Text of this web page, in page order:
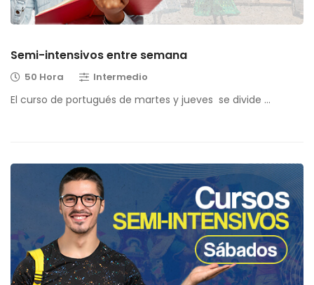
Semi-intensivos entre semana
50 Hora Intermedio
El curso de portugués de martes y jueves se divide …